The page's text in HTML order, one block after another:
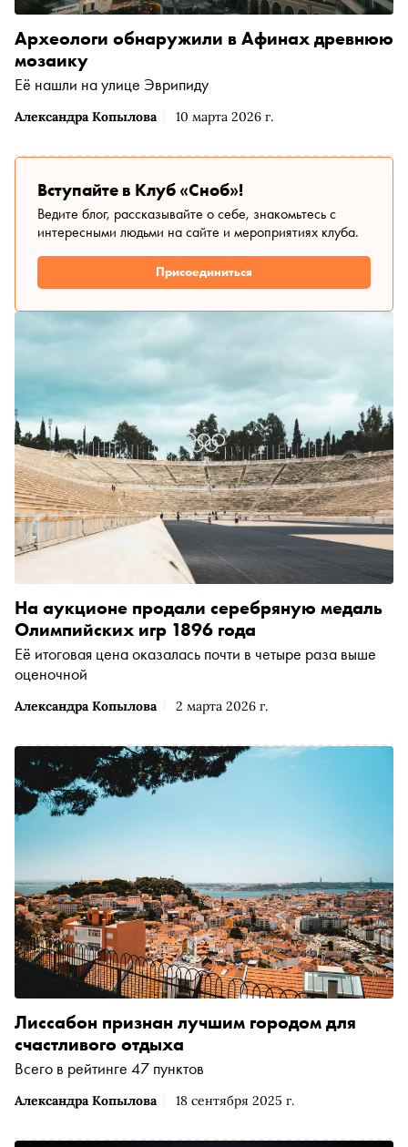
Александра Копылова 10 марта 2026 г.
Археологи обнаружили в Афинах древнюю
мозаику
Её нашли на улице Эврипиду
Вступайте в Клуб «Сноб»!
Ведите блог, рассказывайте о себе, знакомьтесь с
интересными людьми на сайте и мероприятиях клуба.
Присоединиться
Александра Копылова 2 марта 2026 г.
На аукционе продали серебряную медаль
Олимпийских игр 1896 года
Её итоговая цена оказалась почти в четыре раза выше
оценочной
Александра Копылова 18 сентября 2025 г.
Лиссабон признан лучшим городом для
счастливого отдыха
Всего в рейтинге 47 пунктов